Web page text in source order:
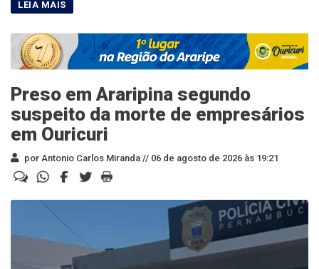
Preso em Araripina segundo
suspeito da morte de empresários
em Ouricuri
por Antonio Carlos Miranda // 06 de agosto de 2026 às 19:21